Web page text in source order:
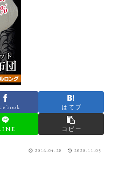
はてブ
コピー
2016.04.28 2020.11.05